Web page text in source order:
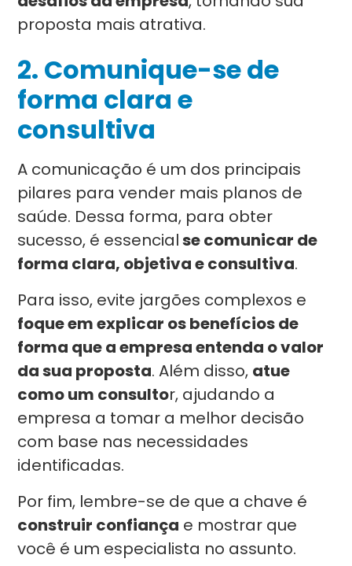
proposta mais atrativa.
2. Comunique-se de
forma clara e
consultiva
A comunicação é um dos principais
pilares para vender mais planos de
saúde. Dessa forma, para obter
sucesso, é essencialse comunicar de
forma clara, objetiva e consultiva.
Para isso, evite jargões complexos e
foque em explicar os benefícios de
forma que a empresa entenda o valor
da sua proposta. Além disso, atue
como um consultor, ajudando a
empresa a tomar a melhor decisão
com base nas necessidades
identificadas.
Por fim, lembre-se de que a chave é
construir confiança e mostrar que
você é um especialista no assunto.